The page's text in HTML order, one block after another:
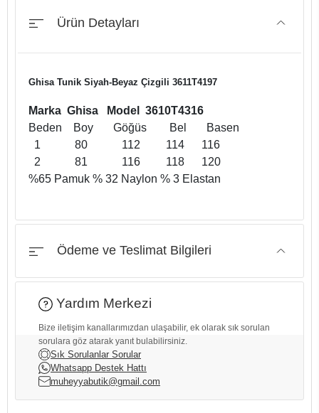
Ürün Detayları
Ghisa Tunik Siyah-Beyaz Çizgili 3611T4197
Marka Ghisa Model 3610T4316
Beden Boy Göğüs Bel Basen
1 80 112 114 116
2 81 116 118 120
%65 Pamuk % 32 Naylon % 3 Elastan
Ödeme ve Teslimat Bilgileri
Yardım Merkezi
Bize iletişim kanallarımızdan ulaşabilir, ek olarak sık sorulan
sorulara göz atarak yanıt bulabilirsiniz.
Sık Sorulanlar Sorular
Whatsapp Destek Hattı
muheyyabutik@gmail.com